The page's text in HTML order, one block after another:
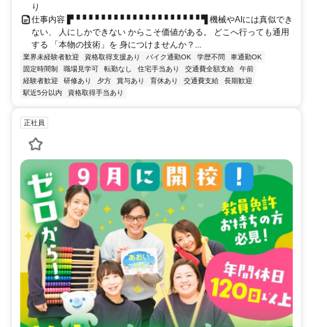
り
仕事内容 ▛▝▝▝▝▝▝▝▝▝▝▝▝▝▝▝▝▝▝▝▝ ▜ 機械やAIには真似でき
ない、 人にしかできない からこそ価値がある。 どこへ行っても通用
する 「本物の技術」を 身につけませんか？...
業界未経験者歓迎 資格取得支援あり バイク通勤OK 学歴不問
車通勤OK
固定時間制
職場見学可 転勤なし 住宅手当あり 交通費全額支給
午前
経験者歓迎
研修あり 夕方 賞与あり 育休あり 交通費支給
長期歓迎
駅近5分以内
資格取得手当あり
正社員